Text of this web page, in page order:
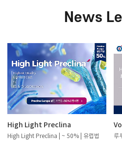
News
High Light Preclina
High Light Preclina | ~ 50% | 유럽법
루